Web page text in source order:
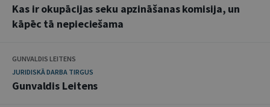
Kas ir okupācijas seku apzināšanas komisija, un
kāpēc tā nepieciešama
GUNVALDIS LEITENS
JURIDISKĀ DARBA TIRGUS
Gunvaldis Leitens